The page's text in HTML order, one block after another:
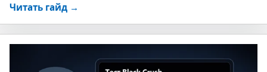
Читать гайд →